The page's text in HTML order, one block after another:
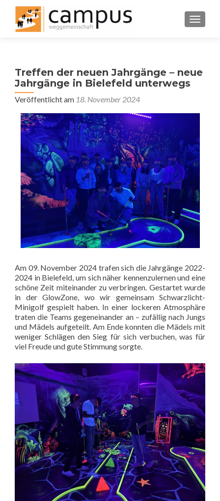
Treffen der neuen Jahrgänge – neue
Jahrgänge in Bielefeld unterwegs
Veröffentlicht am 18. November 2024
Am 09. November 2024 trafen sich die Jahrgänge 2022-
2024 in Bielefeld, um sich näher kennenzulernen und eine
schöne Zeit miteinander zu verbringen. Gestartet wurde
in der GlowZone, wo wir gemeinsam Schwarzlicht-
Minigolf gespielt haben. In einer lockeren Atmosphäre
traten die Teams gegeneinander an – zufällig nach Jungs
und Mädels aufgeteilt. Am Ende konnten die Mädels mit
weniger Schlägen den Sieg für sich verbuchen, was für
viel Freude und gute Stimmung sorgte.